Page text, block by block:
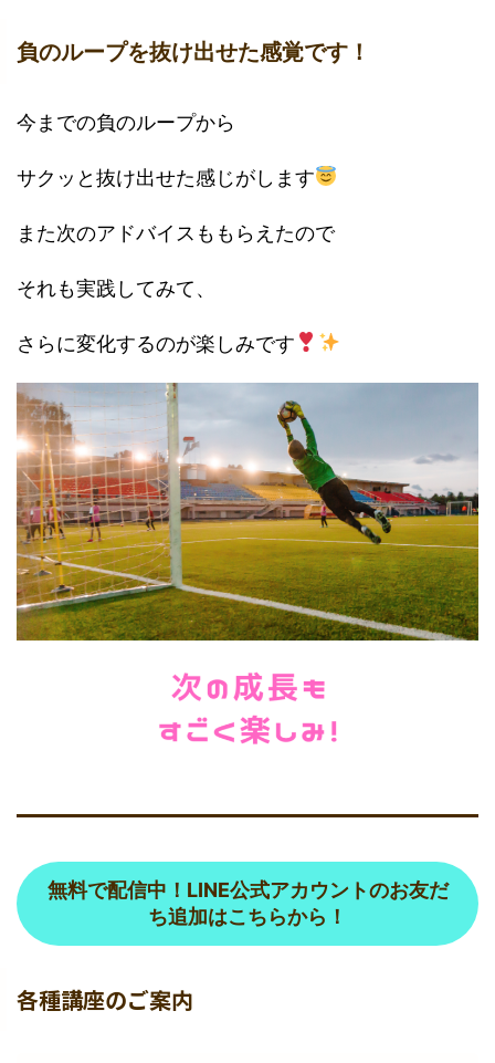
負のループを抜け出せた感覚です！
今までの負のループから
サクッと抜け出せた感じがします
また次のアドバイスももらえたので
それも実践してみて、
さらに変化するのが楽しみです
無料で配信中！ LINE公式アカウントのお友だ
ち追加はこちらから！
各種講座のご案内